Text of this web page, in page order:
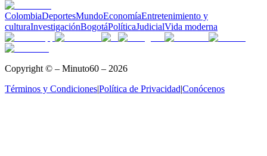
ColombiaDeportesMundoEconomíaEntretenimiento y
culturaInvestigaciónBogotáPolíticaJudicialVida moderna
Copyright © – Minuto60 – 2026
Términos y Condiciones|Política de Privacidad|Conócenos